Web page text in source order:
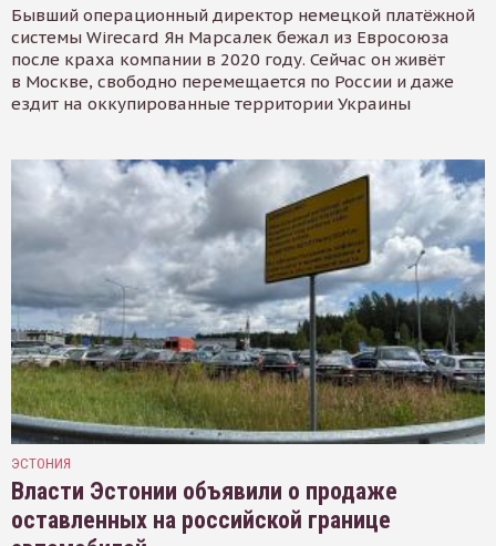
Бывший операционный директор немецкой платёжной
системы Wirecard Ян Марсалек бежал из Евросоюза
после краха компании в 2020 году. Сейчас он живёт
в Москве, свободно перемещается по России и даже
ездит на оккупированные территории Украины
ЭСТОНИЯ
Власти Эстонии объявили о продаже
оставленных на российской границе